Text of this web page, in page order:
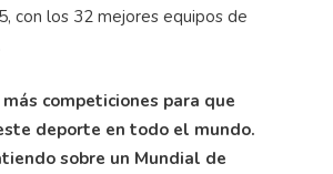
con los 32 mejores equipos de
competiciones para que
deporte en todo el mundo.
sobre un Mundial de